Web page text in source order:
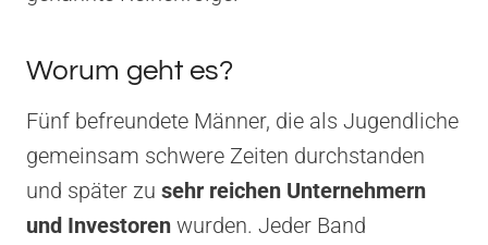
Worum geht es?
Fünf befreundete Männer, die als Jugendliche
gemeinsam schwere Zeiten durchstanden
und später zu sehr reichen Unternehmern
und Investoren wurden. Jeder Band